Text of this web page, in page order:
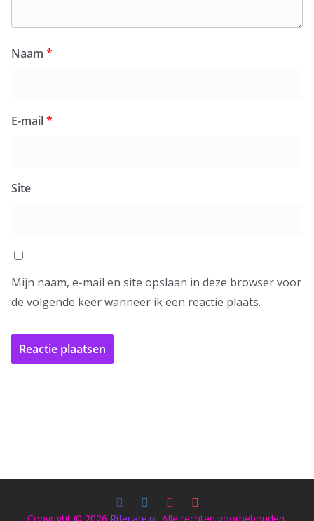
Naam *
E-mail*
Site
Mijn naam, e-mail en site opslaan in deze browser voor
de volgende keer wanneer ik een reactie plaats.